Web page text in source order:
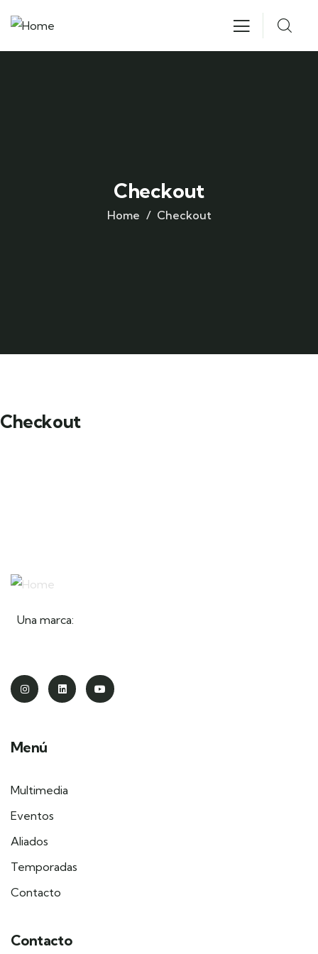
Checkout
Home Checkout
Checkout
Una marca:
Menú
Multimedia
Eventos
Aliados
Temporadas
Contacto
Contacto